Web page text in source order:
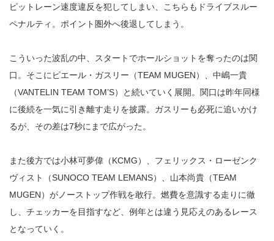
ピットレーン速度違反を犯してしまい、こちらもドライブスルー
ペナルティ。ポイント圏外へ後退してしまう。
こういった波乱の中、スタートでホールショットを奪ったのは関
口。そこにピエール・ガスリー（TEAM MUGEN）、中嶋一貴
（VANTELIN TEAM TOM’S）と続いていく展開。関口は昨年同様
に後続を一気に引き離す走りを披露。ガスリーも必死に追いかけ
るが、その差は7秒にまで広がった。
また後方では小林可夢偉（KCMG）、フェリックス・ローゼンク
ヴィスト（SUNOCO TEAM LEMANS）、山本尚貴（TEAM
MUGEN）がノーストップ作戦を敢行。燃費を意識する走りに徹
し、チェッカーを目指すなど、例年とは違う見応えのあるレース
となっていく。